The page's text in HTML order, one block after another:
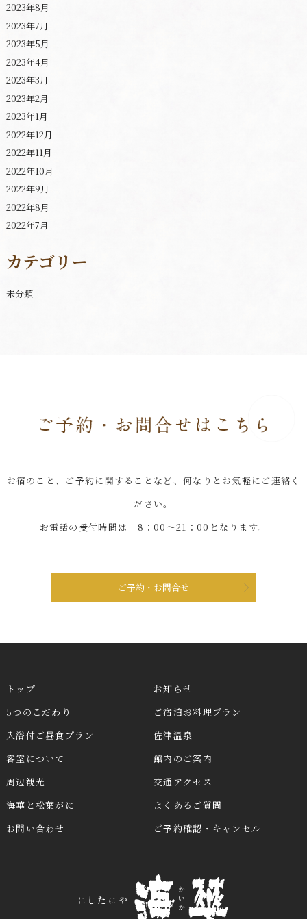
2023年8月
2023年7月
2023年5月
2023年4月
2023年3月
2023年2月
2023年1月
2022年12月
2022年11月
2022年10月
2022年9月
2022年8月
2022年7月
カテゴリー
未分類
お宿のこと、ご予約に関することなど、何なりとお気軽にご連絡く
ださい。
お電話の受付時間は 8：00～21：00となります。
ご予約・お問合せ
トップ
お知らせ
5つのこだわり
ご宿泊お料理プラン
入浴付ご昼食プラン
佐津温泉
客室について
館内のご案内
周辺観光
交通アクセス
海華と松葉がに
よくあるご質問
お問い合わせ
ご予約確認・キャンセル